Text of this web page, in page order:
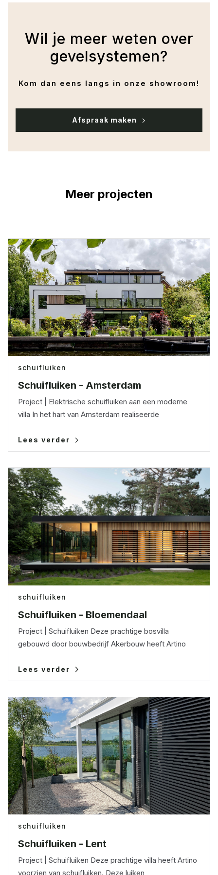
Wil je meer weten over
gevelsystemen?
Kom dan eens langs in onze showroom!
Afspraak maken
Meer projecten
schuifluiken
Schuifluiken - Amsterdam
Project | Elektrische schuifluiken aan een moderne
villa In het hart van Amsterdam realiseerde
Lees verder
schuifluiken
Schuifluiken - Bloemendaal
Project | Schuifluiken Deze prachtige bosvilla
gebouwd door bouwbedrijf Akerbouw heeft Artino
Lees verder
schuifluiken
Schuifluiken - Lent
Project | Schuifluiken Deze prachtige villa heeft Artino
voorzien van schuifluiken. Deze luiken